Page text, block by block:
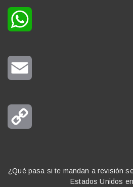
¿Qué pasa si te mandan a revisión
Estados Unidos